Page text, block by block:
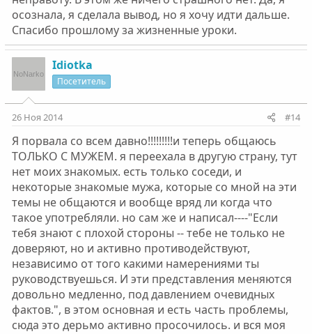
осознала, я сделала вывод, но я хочу идти дальше.
Спасибо прошлому за жизненные уроки.
Idiotka
Посетитель
26 Ноя 2014 #14
Я порвала со всем давно!!!!!!!!!и теперь общаюсь
ТОЛЬКО С МУЖЕМ. я переехала в другую страну, тут
нет моих знакомых. есть только соседи, и
некоторые знакомые мужа, которые со мной на эти
темы не общаются и вообще вряд ли когда что
такое употребляли. но сам же и написал----"Если
тебя знают с плохой стороны -- тебе не только не
доверяют, но и активно противодействуют,
независимо от того какими намерениями ты
руководствуешься. И эти представления меняются
довольно медленно, под давлением очевидных
фактов.", в этом основная и есть часть проблемы,
сюда это дерьмо активно просочилось. и вся моя